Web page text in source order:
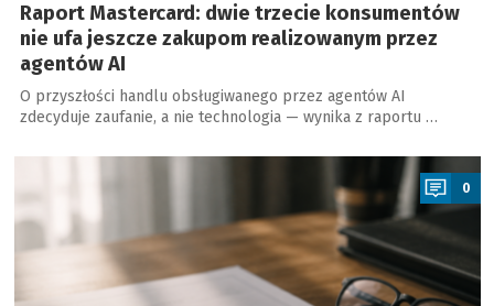
Raport Mastercard: dwie trzecie konsumentów
nie ufa jeszcze zakupom realizowanym przez
agentów AI
O przyszłości handlu obsługiwanego przez agentów AI
zdecyduje zaufanie, a nie technologia — wynika z raportu …
a
0